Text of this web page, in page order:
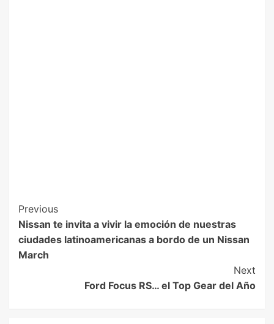
Previous
Nissan te invita a vivir la emoción de nuestras
ciudades latinoamericanas a bordo de un Nissan
March
Next
Ford Focus RS… el Top Gear del Año